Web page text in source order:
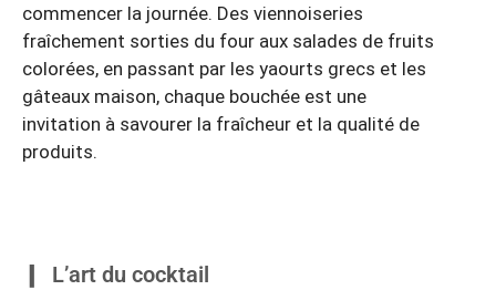
commencer la journée. Des viennoiseries
fraîchement sorties du four aux salades de fruits
colorées, en passant par les yaourts grecs et les
gâteaux maison, chaque bouchée est une
invitation à savourer la fraîcheur et la qualité de
produits.
L’art du cocktail